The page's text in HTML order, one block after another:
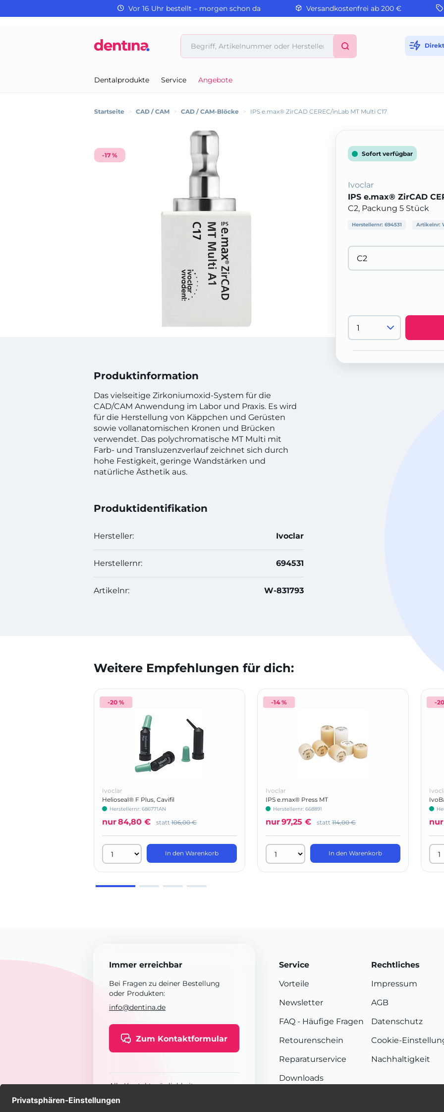
Vor 16 Uhr bestellt – morgen schon da Versandkostenfrei ab 200 €
Dentalprodukte Service Angebote
Startseite > CAD / CAM > CAD / CAM-Blöcke > IPS e.max® ZirCAD CEREC/inLab MT Multi C17
-17 %
Produktinformation
Das vielseitige Zirkoniumoxid-System für die
CAD/CAM Anwendung im Labor und Praxis. Es wird
für die Herstellung von Käppchen und Gerüsten
sowie vollanatomischen Kronen und Brücken
verwendet. Das polychromatische MT Multi mit
Farb- und Transluzenzverlauf zeichnet sich durch
hohe Festigkeit, geringe Wandstärken und
natürliche Ästhetik aus.
Produktidentifikation
Hersteller: Ivoclar
Herstellernr: 694531
Artikelnr: W-831793
Sofort verfügbar
Ivoclar
IPS e.max® ZirCAD
C2, Packung 5 Stück
Herstellernr: 694531 Artikelnr:
Weitere Empfehlungen für dich:
-20 %
Ivoclar
Helioseal® F Plus, Cavifil
Herstellernr: 686771AN
nur84,80 € statt 106,00 €
In den Warenkorb
-14 %
Ivoclar
IPS e.max® Press MT
Herstellernr: 668891
nur97,25 € statt 114,00 €
In den Warenkorb
-
nur
Immer erreichbar
Bei Fragen zu deiner Bestellung
oder Produkten:
info@dentina.de
Zum Kontaktformular
Alle Kontaktmöglichkeiten
Service
Vorteile
Newsletter
FAQ - Häufige Fragen
Retourenschein
Reparaturservice
Downloads
Rechtliches
Impressum
AGB
Datenschutz
Cookie-
Nachhaltigkeit